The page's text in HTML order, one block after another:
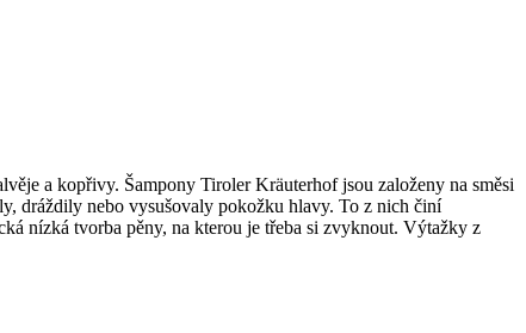
a kopřivy. Šampony Tiroler Kräuterhof jsou založeny na směsi
dráždily nebo vysušovaly pokožku hlavy. To z nich činí
nízká tvorba pěny, na kterou je třeba si zvyknout. Výtažky z